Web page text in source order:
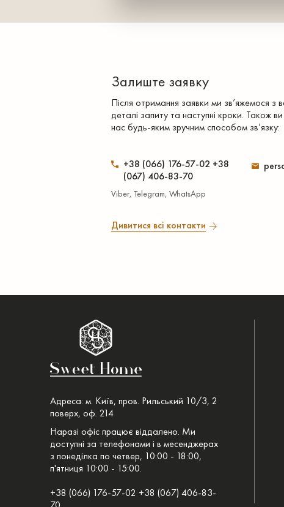
Залиште заявку
Після отримання заявки ми зв’яжемося
деталі запиту та наступні кроки. Також
нас будь-яким зручним способом зв’язку:
+38 (066) 176-57-02 +38
(067) 406-83-70
Viber, Telegram, WhatsApp
Дивитися всі контакти
Адреса: м. Київ, пров. Рильський 10/3, 2
поверх, оф. 214
Наразі офіс працює віддалено. Ми
доступні за телефонами і в месенджерах
з понеділка по четвер, 10:00 - 18:00,
п'ятниця 10:00 - 15:00.
+38 (066) 176-57-02 +38 (067) 406-83-